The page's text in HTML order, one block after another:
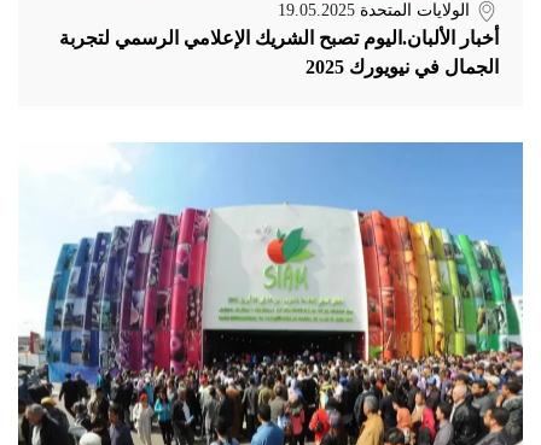
الولايات المتحدة 19.05.2025
أخبار الألبان.اليوم تصبح الشريك الإعلامي الرسمي لتجربة
الجمال في نيويورك 2025